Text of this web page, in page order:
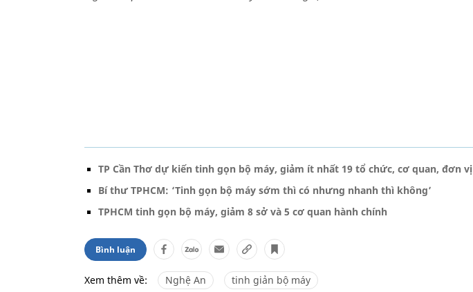
TP Cần Thơ dự kiến tinh gọn bộ máy, giảm ít nhất 19 tổ chức, cơ quan, đơn vị
Bí thư TPHCM: ‘Tinh gọn bộ máy sớm thì có nhưng nhanh thì không’
TPHCM tinh gọn bộ máy, giảm 8 sở và 5 cơ quan hành chính
Bình luận
Xem thêm về: Nghệ An tinh giản bộ máy